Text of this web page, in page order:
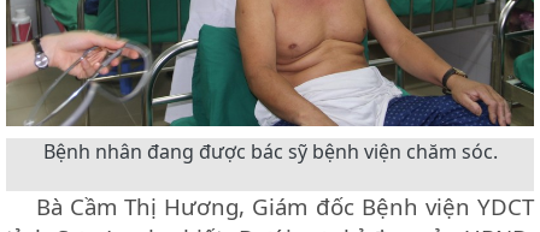
Bệnh nhân đang được bác sỹ bệnh viện chăm sóc.
Bà Cầm Thị Hương, Giám đốc Bệnh viện YDCT